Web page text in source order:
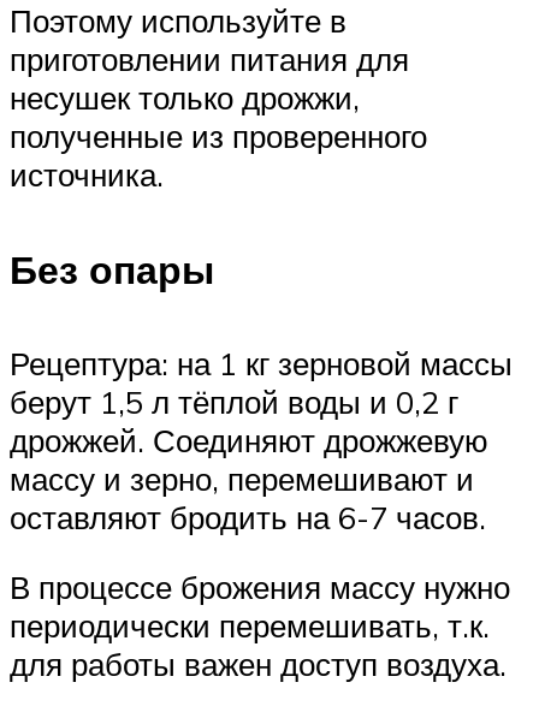
Поэтому используйте в
приготовлении питания для
несушек только дрожжи,
полученные из проверенного
источника.
Без опары
Рецептура: на 1 кг зерновой массы
берут 1,5 л тёплой воды и 0,2 г
дрожжей. Соединяют дрожжевую
массу и зерно, перемешивают и
оставляют бродить на 6-7 часов.
В процессе брожения массу нужно
периодически перемешивать, т.к.
для работы важен доступ воздуха.